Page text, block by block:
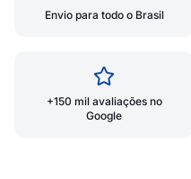
Envio para todo o Brasil
+150 mil avaliações no
Google